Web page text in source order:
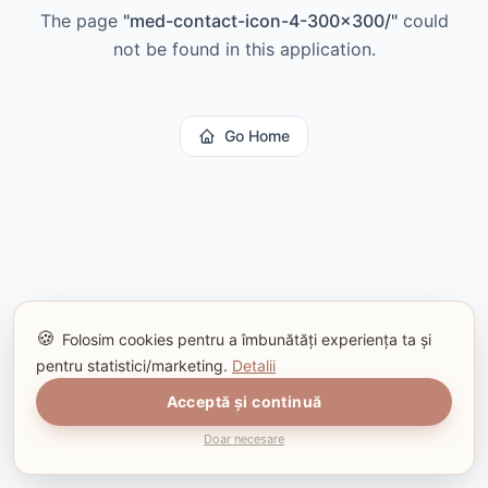
The page "med-contact-icon-4-300x300/"could
not be found in this application.
Go Home
🍪 Folosim cookies pentru a îmbunătăți experiența ta și
pentru statistici/marketing. Detalii
Acceptă și continuă
Doar necesare